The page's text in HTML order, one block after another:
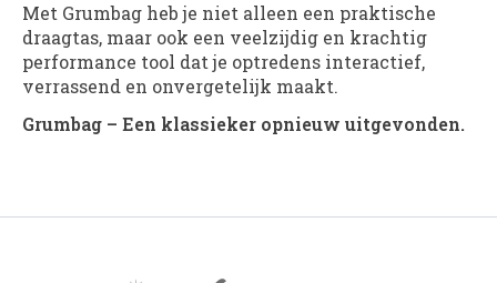
Met Grumbag heb je niet alleen een praktische
draagtas, maar ook een veelzijdig en krachtig
performance tool dat je optredens interactief,
verrassend en onvergetelijk maakt.
Grumbag – Een klassieker opnieuw uitgevonden.